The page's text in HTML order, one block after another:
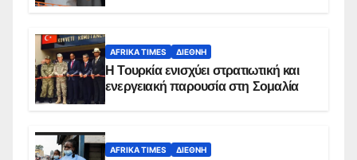
AFRIKA TIMES ΔΙΕΘΝΉ
Η Τουρκία ενισχύει στρατιωτική και
ενεργειακή παρουσία στη Σομαλία
AFRIKA TIMES ΔΙΕΘΝΉ